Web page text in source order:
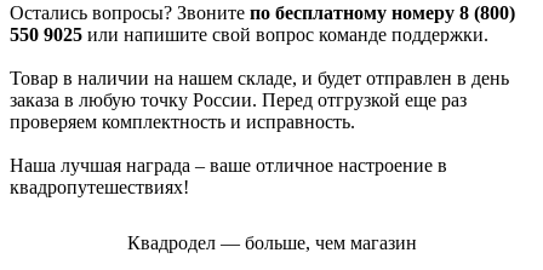
Остались вопросы? Звоните по бесплатному номеру 8 (800)
550 9025 или напишите свой вопрос команде поддержки.
Товар в наличии на нашем складе, и будет отправлен в день
заказа в любую точку России. Перед отгрузкой еще раз
проверяем комплектность и исправность.
Наша лучшая награда – ваше отличное настроение в
квадропутешествиях!
Квадродел — больше, чем магазин